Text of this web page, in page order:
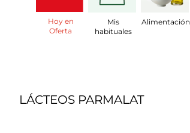
Hoy en
Oferta
Mis
habituales
Alimentación
LÁCTEOS PARMALAT